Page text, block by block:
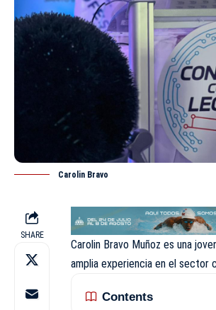
Carolin Bravo
SHARE
Carolin Bravo Muñoz es una
amplia experiencia en el sector
Contents